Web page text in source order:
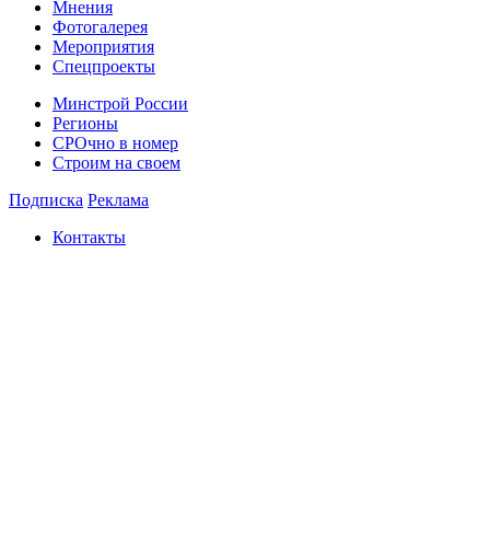
Мнения
Фотогалерея
Мероприятия
Спецпроекты
Минстрой России
Регионы
СРОчно в номер
Строим на своем
Подписка Реклама
Контакты